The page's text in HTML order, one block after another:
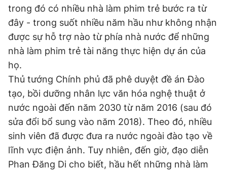
trong đó có nhiều nhà làm phim trẻ bước ra từ
đây - trong suốt nhiều năm hầu như không nhận
được sự hỗ trợ nào từ phía nhà nước để những
nhà làm phim trẻ tài năng thực hiện dự án của
họ.
Thủ tướng Chính phủ đã phê duyệt đề án Đào
tạo, bồi dưỡng nhân lực văn hóa nghệ thuật ở
nước ngoài đến năm 2030 từ năm 2016 (sau đó
sửa đổi bổ sung vào năm 2018). Theo đó, nhiều
sinh viên đã được đưa ra nước ngoài đào tạo về
lĩnh vực điện ảnh. Tuy nhiên, đến giờ, đạo diễn
Phan Đăng Di cho biết, hầu hết những nhà làm